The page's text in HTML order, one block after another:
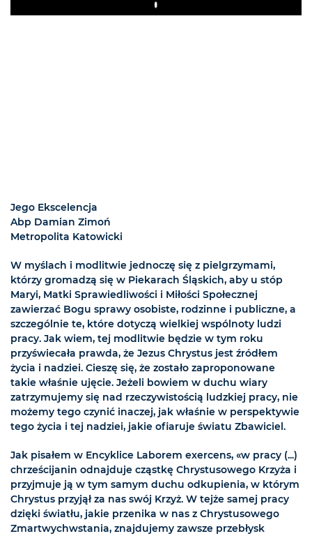
Play
Jego Ekscelencja
Abp Damian Zimoń
Metropolita Katowicki
W myślach i modlitwie jednoczę się z pielgrzymami,
którzy gromadzą się w Piekarach Śląskich, aby u stóp
Maryi, Matki Sprawiedliwości i Miłości Społecznej
zawierzać Bogu sprawy osobiste, rodzinne i publiczne, a
szczególnie te, które dotyczą wielkiej wspólnoty ludzi
pracy. Jak wiem, tej modlitwie będzie w tym roku
przyświecała prawda, że Jezus Chrystus jest źródłem
życia i nadziei. Cieszę się, że zostało zaproponowane
takie właśnie ujęcie. Jeżeli bowiem w duchu wiary
zatrzymujemy się nad rzeczywistością ludzkiej pracy, nie
możemy tego czynić inaczej, jak właśnie w perspektywie
tego życia i tej nadziei, jakie ofiaruje światu Zbawiciel.
Jak pisałem w Encyklice Laborem exercens, «w pracy (...)
chrześcijanin odnajduje cząstkę Chrystusowego Krzyża i
przyjmuje ją w tym samym duchu odkupienia, w którym
Chrystus przyjął za nas swój Krzyż. W tejże samej pracy
dzięki światłu, jakie przenika w nas z Chrystusowego
Zmartwychwstania, znajdujemy zawsze przebłysk